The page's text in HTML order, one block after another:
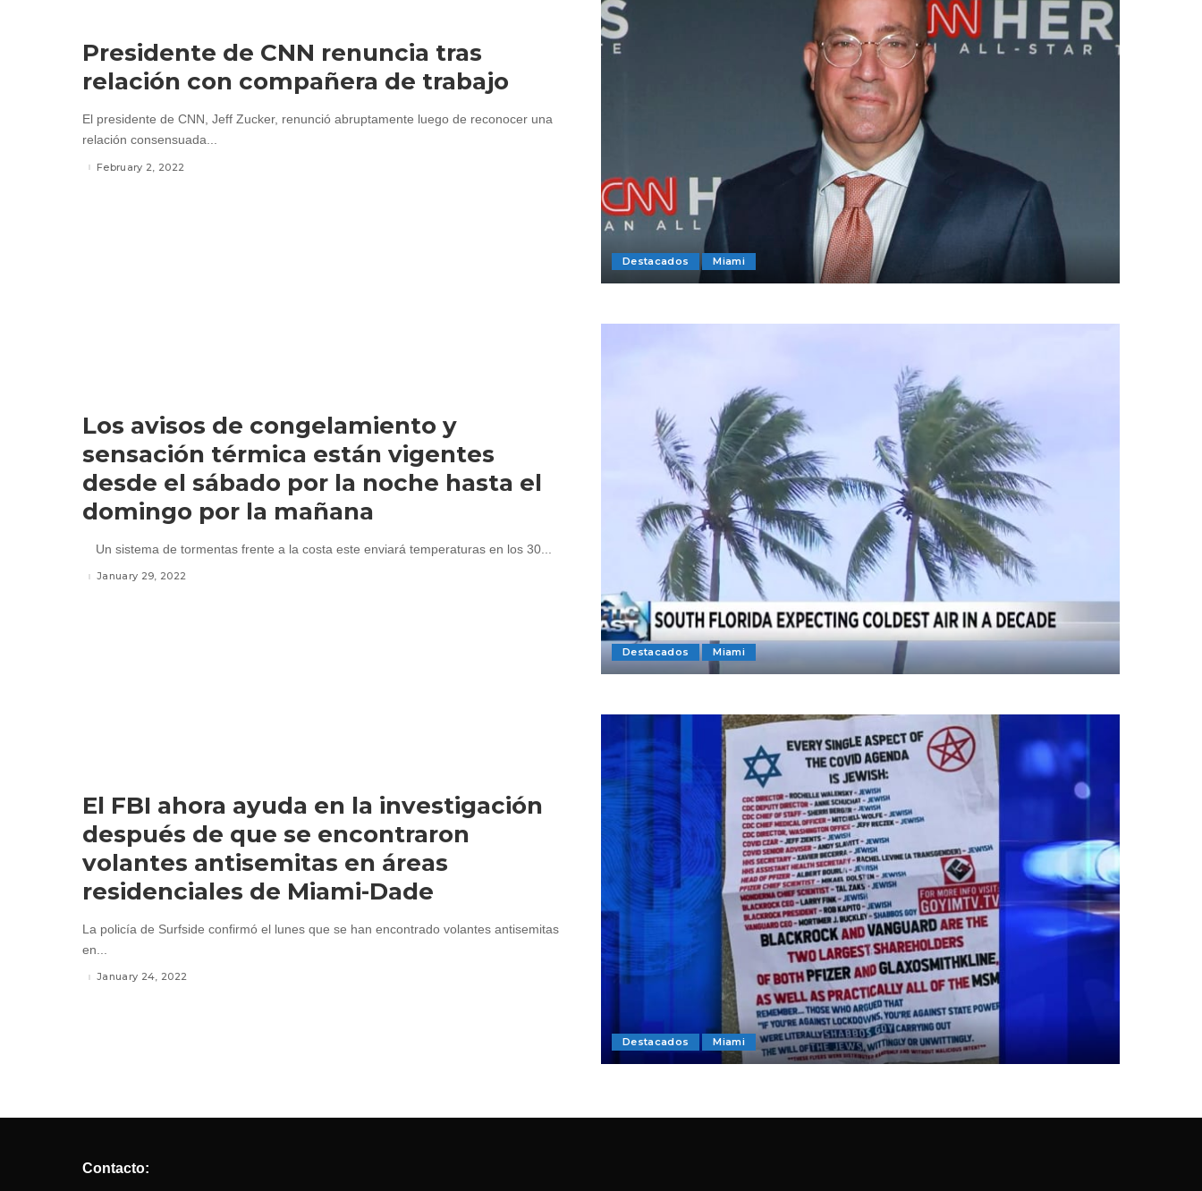
Destacados Miami
Presidente de CNN renuncia tras
relación con compañera de trabajo
El presidente de CNN, Jeff Zucker, renunció abruptamente luego de reconocer una
relación consensuada...
February 2, 2022
Destacados Miami
Los avisos de congelamiento y
sensación térmica están vigentes
desde el sábado por la noche hasta el
domingo por la mañana
Un sistema de tormentas frente a la costa este enviará temperaturas en los 30...
January 29, 2022
Destacados Miami
El FBI ahora ayuda en la investigación
después de que se encontraron
volantes antisemitas en áreas
residenciales de Miami-Dade
La policía de Surfside confirmó el lunes que se han encontrado volantes antisemitas
en...
January 24, 2022
Contacto: